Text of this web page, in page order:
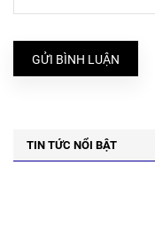
GỬI BÌNH LUẬN
TIN TỨC NỔI BẬT